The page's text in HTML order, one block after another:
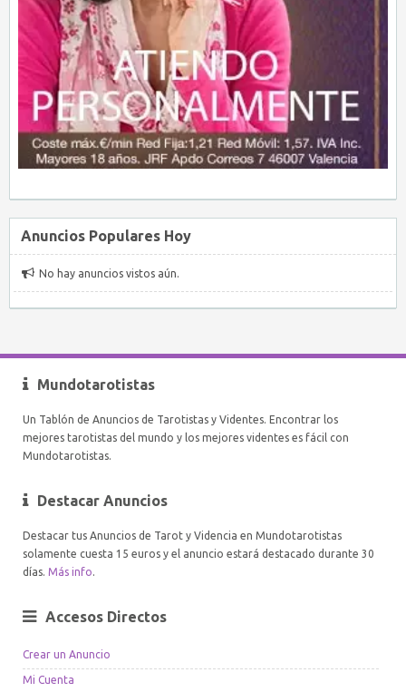
Anuncios Populares Hoy
No hay anuncios vistos aún.
Mundotarotistas
Un Tablón de Anuncios de Tarotistas y Videntes. Encontrar los
mejores tarotistas del mundo y los mejores videntes es fácil con
Mundotarotistas.
Destacar Anuncios
Destacar tus Anuncios de Tarot y Videncia en Mundotarotistas
solamente cuesta 15 euros y el anuncio estará destacado durante 30
días. Más info.
Accesos Directos
Crear un Anuncio
Mi Cuenta